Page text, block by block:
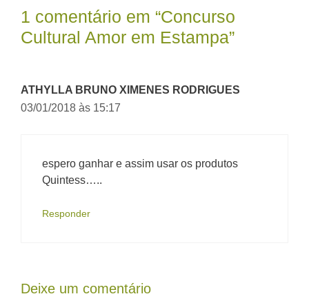
1 comentário em “Concurso
Cultural Amor em Estampa”
ATHYLLA BRUNO XIMENES RODRIGUES
03/01/2018 às 15:17
espero ganhar e assim usar os produtos
Quintess…..
Responder
Deixe um comentário